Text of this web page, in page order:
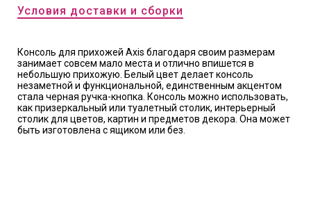
Условия доставки и сборки
Консоль для прихожей Axis благодаря своим размерам
занимает совсем мало места и отлично впишется в
небольшую прихожую. Белый цвет делает консоль
незаметной и функциональной, единственным акцентом
стала черная ручка-кнопка. Консоль можно использовать,
как призеркальный или туалетный столик, интерьерный
столик для цветов, картин и предметов декора. Она может
быть изготовлена с ящиком или без.